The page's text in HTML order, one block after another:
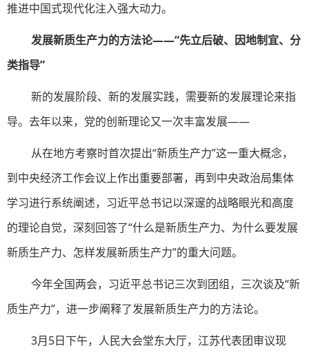
推进中国式现代化注入强大动力。
发展新质生产力的方法论——“先立后破、因地制宜、分
类指导”
新的发展阶段、新的发展实践，需要新的发展理论来指
导。去年以来，党的创新理论又一次丰富发展——
从在地方考察时首次提出“新质生产力”这一重大概念，
到中央经济工作会议上作出重要部署，再到中央政治局集体
学习进行系统阐述，习近平总书记以深邃的战略眼光和高度
的理论自觉，深刻回答了“什么是新质生产力、为什么要发展
新质生产力、怎样发展新质生产力”的重大问题。
今年全国两会，习近平总书记三次到团组，三次谈及“新
质生产力”，进一步阐释了发展新质生产力的方法论。
3月5日下午，人民大会堂东大厅，江苏代表团审议现